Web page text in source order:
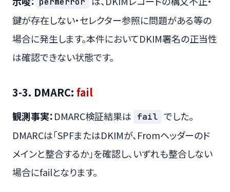
鍵が存在しない・セレクター参照に問題がある等の
場合に発生します。本件においてDKIM署名の正当性
は確認できない状態です。
3-3. DMARC: fail
観測事実：DMARC検証結果は fail でした。
DMARCは「SPFまたはDKIMが、Fromヘッダーのド
メインと整合するか」を確認し、いずれも整合しない
場合にfailとなります。